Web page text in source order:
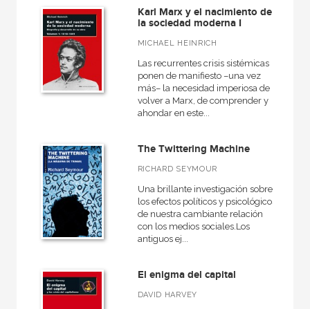
Karl Marx y el nacimiento de
la sociedad moderna I
MICHAEL HEINRICH
Las recurrentes crisis sistémicas
ponen de manifiesto –una vez
más– la necesidad imperiosa de
volver a Marx, de comprender y
ahondar en este...
The Twittering Machine
RICHARD SEYMOUR
Una brillante investigación sobre
los efectos políticos y psicológicos
de nuestra cambiante relación
con los medios sociales.Los
antiguos ej...
El enigma del capital
DAVID HARVEY